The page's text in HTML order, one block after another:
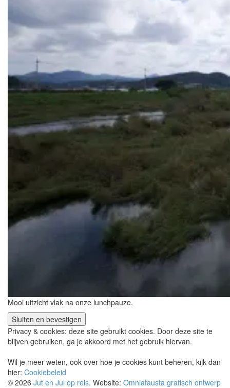
Mooi uitzicht vlak na onze lunchpauze.
Privacy & cookies: deze site gebruikt cookies. Door deze site te
blijven gebruiken, ga je akkoord met het gebruik hiervan.
Wil je meer weten, ook over hoe je cookies kunt beheren, kijk dan
hier: Cookiebeleid
© 2026 Jut en Jul op reis. Website: Omniafausta grafisch ontwerp